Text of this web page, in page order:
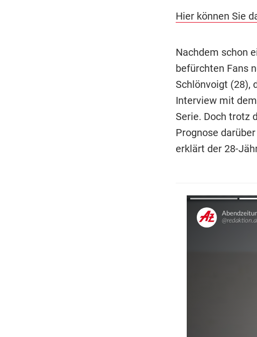
Hier können Sie
Nachdem schon
befürchten Fans
Schlönvoigt (28),
Interview mit
Serie. Doch trotz
Prognose
erklärt der 28-